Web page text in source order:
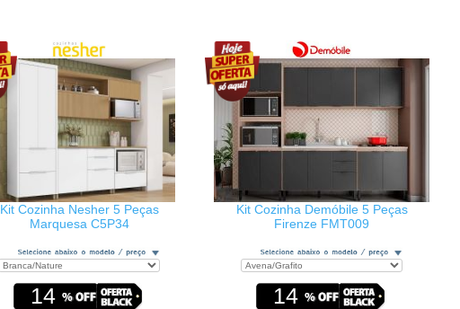
Kit Cozinha Nesher 5 Peças
Marquesa C5P34
14
Kit Cozinha Demóbile 5 Peças
Firenze FMT009
14